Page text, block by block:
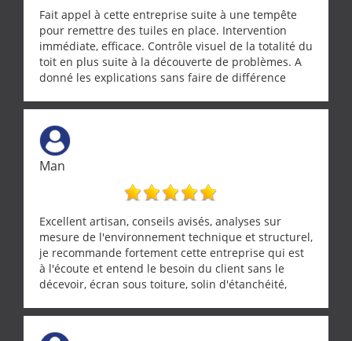
Fait appel à cette entreprise suite à une tempête
pour remettre des tuiles en place. Intervention
immédiate, efficace. Contrôle visuel de la totalité du
toit en plus suite à la découverte de problèmes. A
donné les explications sans faire de différence
Man
Excellent artisan, conseils avisés, analyses sur
mesure de l'environnement technique et structurel,
je recommande fortement cette entreprise qui est
à l'écoute et entend le besoin du client sans le
décevoir, écran sous toiture, solin d'étanchéité,
récupérateur d'eau, tout a été parfaitement mis en
œuvre sans besoin d'y revenir. confiance assurée.